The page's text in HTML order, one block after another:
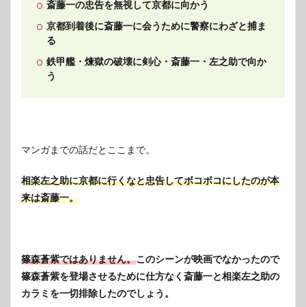
斎藤一の忠告を無視して京都に向かう
京都到着後に斎藤一に会うために警察にわざと捕ま
る
鉄甲艦・煉獄の破壊に剣心・斎藤一・左之助で向か
う
マンガまでの話だとここまで。
相楽左之助に京都に行くなと忠告してボコボコにしたのが本
来は斎藤一。
篠森蒼紫ではありません。このシーンが映画でなかったので
篠森蒼紫を登場させるために仕方なく斎藤一と相楽左之助の
カラミを一切排除したのでしょう。